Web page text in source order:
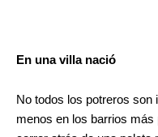
En una villa nació
No todos los potreros
menos en los barrios más